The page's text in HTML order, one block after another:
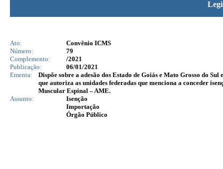
Ato:
Convênio ICMS
Número:
79
Complemento:
/2021
Publicação:
06/01/2021
Ementa:
Dispõe sobre a adesão dos Estado de Goiás e Mato Grosso do
que autoriza as unidades federadas que menciona a conceder
Muscular Espinal – AME.
Assunto:
Isenção
Importação
Órgão Público